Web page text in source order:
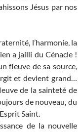
Jésus par nos
l’harmonie, la
a jailli du Cénacle !
fleuve de sa source,
et devient grand…
de la sainteté de
de nouveau, du
Saint.
de la nouvelle